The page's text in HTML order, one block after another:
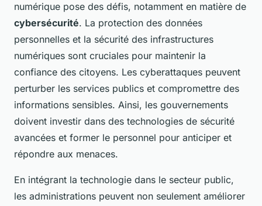
numérique pose des défis, notamment en matière de
cybersécurité. La protection des données
personnelles et la sécurité des infrastructures
numériques sont cruciales pour maintenir la
confiance des citoyens. Les cyberattaques peuvent
perturber les services publics et compromettre des
informations sensibles. Ainsi, les gouvernements
doivent investir dans des technologies de sécurité
avancées et former le personnel pour anticiper et
répondre aux menaces.
En intégrant la technologie dans le secteur public,
les administrations peuvent non seulement améliorer